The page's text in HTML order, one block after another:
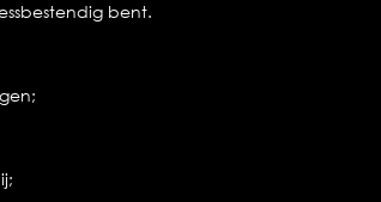
bent.